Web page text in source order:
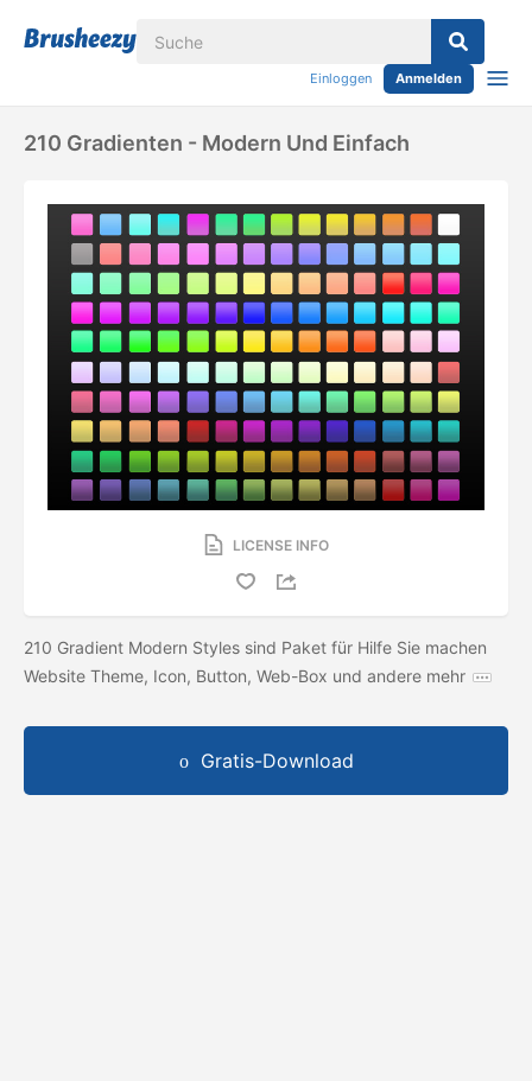
Einloggen Anmelden
210 Gradienten - Modern Und Einfach
LICENSE INFO
210 Gradient Modern Styles sind Paket für Hilfe Sie machen
Website Theme, Icon, Button, Web-Box und andere mehr
Gratis-Download